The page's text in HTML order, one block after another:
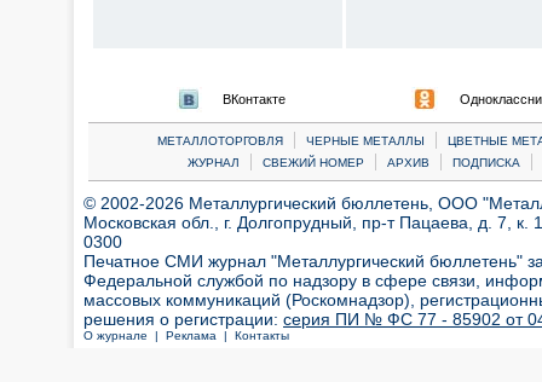
ВКонтакте
МЕТАЛЛОТОРГОВЛЯ | ЧЕРНЫЕ МЕТАЛЛЫ |
ЦВЕТНЫЕ
ЖУРНАЛ
| СВЕЖИЙ НОМЕР | АРХИВ | ПОДПИСКА |
© 2002-2026 Металлургический бюллетень, ООО
Московская обл., г. Долгопрудный, пр-т Пацаева, д. 7,
0300
Печатное СМИ журнал "Металлургический бюллетень"
Федеральной службой по надзору в сфере связи,
массовых коммуникаций (Роскомнадзор),
решения о регистрации: серия ПИ № ФС 77 - 85902 от 04
О журнале | Реклама | Контакты